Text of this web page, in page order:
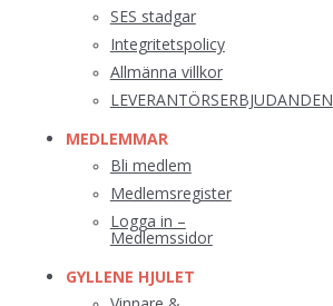
SES stadgar
Integritetspolicy
Allmänna villkor
LEVERANTÖRSERBJUDANDEN
MEDLEMMAR
Bli medlem
Medlemsregister
Logga in –
Medlemssidor
GYLLENE HJULET